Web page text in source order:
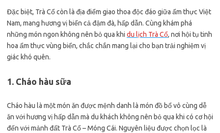
Đặc biệt, Trà Cổ còn là địa điểm giao thoa độc đáo giữa ẩm thực Việt
Nam, mang hương vị biển cả đậm đà, hấp dẫn. Cùng khám phá
những món ngon không nên bỏ qua khi du lịch Trà Cổ, nơi hội tụ tinh
hoa ẩm thực vùng biển, chắc chắn mang lại cho bạn trải nghiệm vị
giác khó quên.
1. Cháo hàu sữa
Cháo hàu là một món ăn được mệnh danh là món đồ bổ vô cùng dễ
ăn với hương vị hấp dẫn mà du khách không nên bỏ qua khi có cơ hội
đến với mảnh đất Trà Cổ – Móng Cái. Nguyên liệu được chọn lọc là